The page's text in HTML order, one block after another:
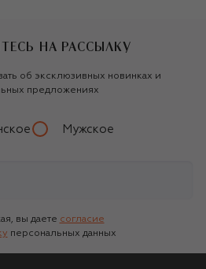
НА РАССЫЛКУ
об эксклюзивных новинках и
предложениях
Мужское
вы даете согласие
персональных данных